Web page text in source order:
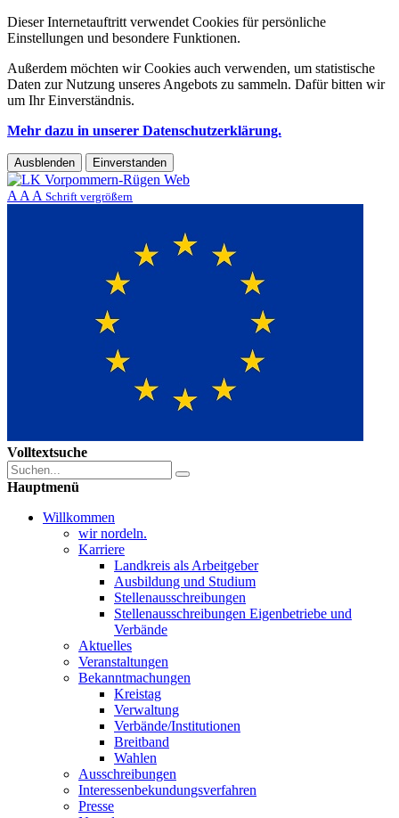
Dieser Internetauftritt verwendet Cookies für persönliche
Einstellungen und besondere Funktionen.
Außerdem möchten wir Cookies auch verwenden, um statistische
Daten zur Nutzung unseres Angebots zu sammeln. Dafür bitten wir
um Ihr Einverständnis.
Mehr dazu in unserer Datenschutzerklärung.
Ausblenden Einverstanden
A A A Schrift vergrößern
Volltextsuche
Hauptmenü
Willkommen
wir nordeln.
Karriere
Landkreis als Arbeitgeber
Ausbildung und Studium
Stellenausschreibungen
Stellenausschreibungen Eigenbetriebe und
Verbände
Aktuelles
Veranstaltungen
Bekanntmachungen
Kreistag
Verwaltung
Verbände/Institutionen
Breitband
Wahlen
Ausschreibungen
Interessen­bekundungsverfahren
Presse